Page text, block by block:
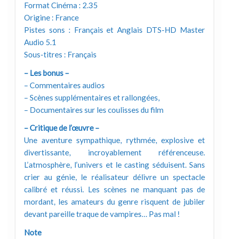
Format Cinéma : 2.35
Origine : France
Pistes sons : Français et Anglais DTS-HD Master
Audio 5.1
Sous-titres : Français
– Les bonus –
– Commentaires audios
– Scènes supplémentaires et rallongées,
– Documentaires sur les coulisses du film
– Critique de l’œuvre –
Une aventure sympathique, rythmée, explosive et
divertissante, incroyablement référenceuse.
L’atmosphère, l’univers et le casting séduisent. Sans
crier au génie, le réalisateur délivre un spectacle
calibré et réussi. Les scènes ne manquant pas de
mordant, les amateurs du genre risquent de jubiler
devant pareille traque de vampires… Pas mal !
Note